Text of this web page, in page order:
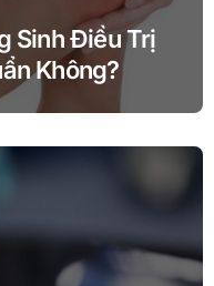
Sinh Điều Trị
Không?